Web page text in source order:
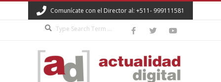
to
Comunícate con el Director al: +511- 999111581